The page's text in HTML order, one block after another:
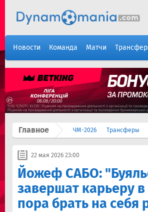
Новости Команда Матчи
Главное ЧМ-2026 Трансферы
22 мая 2026 23:00
Йожеф САБО:
завершат карьеру
пора брать на себя